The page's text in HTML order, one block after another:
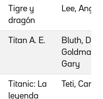
Tigre y
dragón
Lee, Ang
Titan A. E.
Bluth, Don
Goldman,
Gary
Titanic: La
leyenda
Teti,